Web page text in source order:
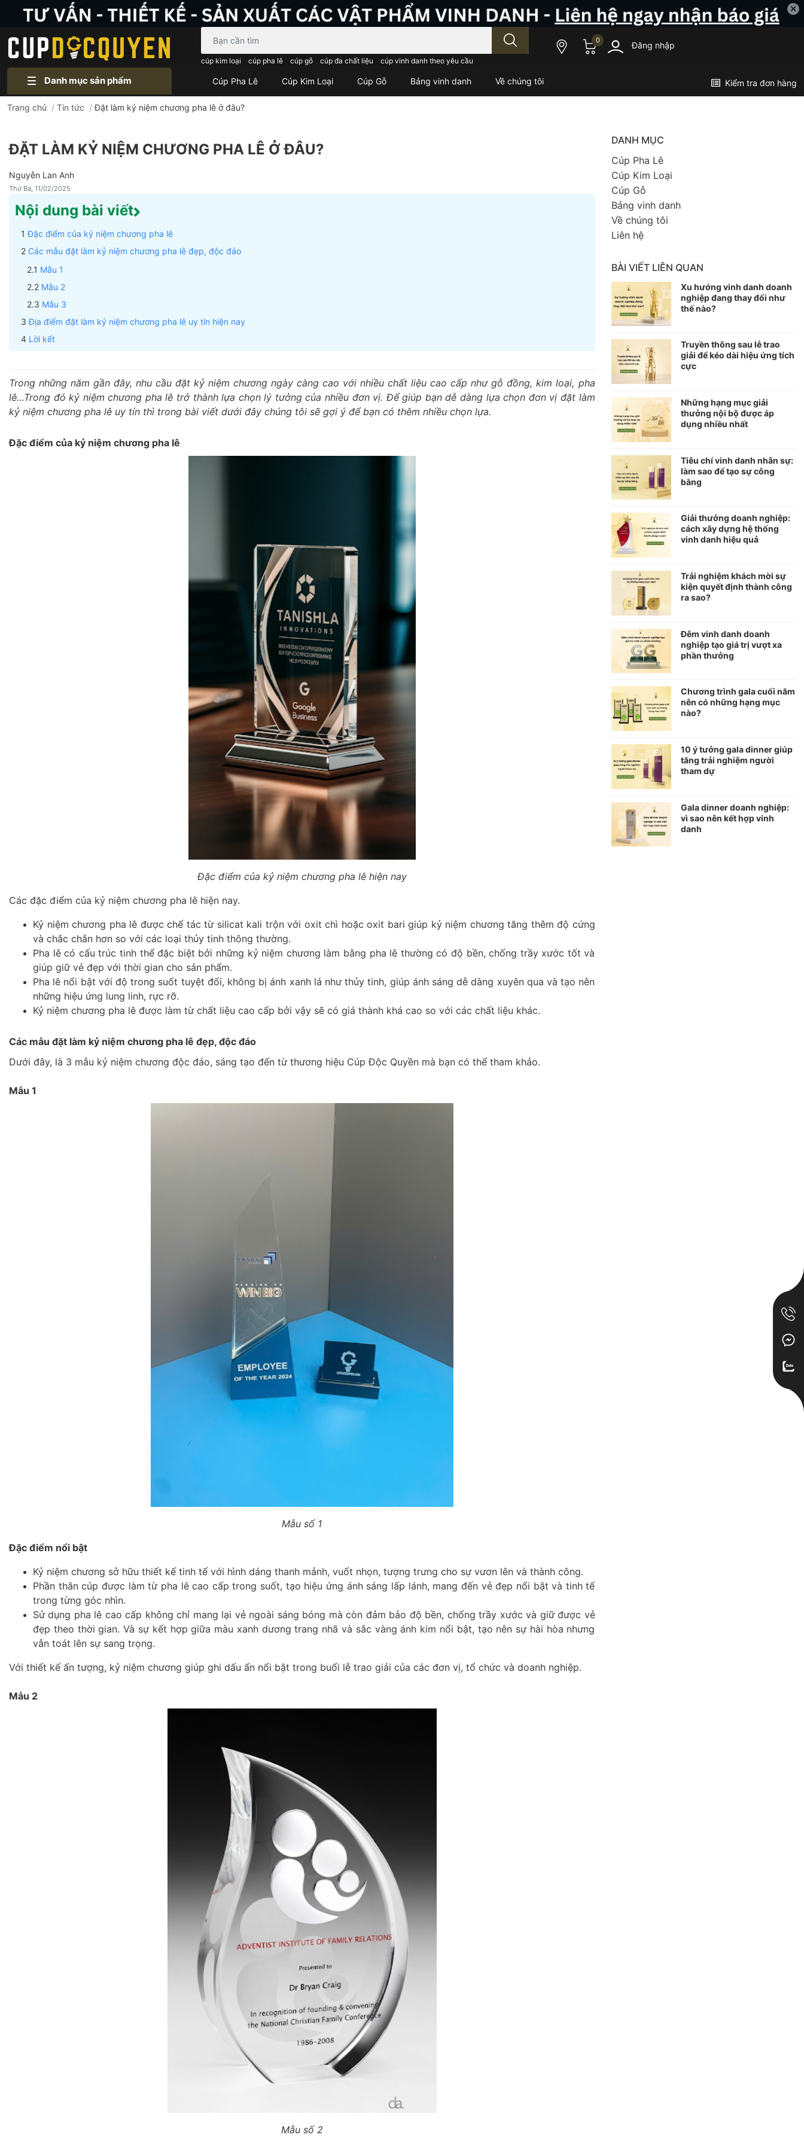
✕
cúp kim loại cúp pha lê cúp gỗ cúp đa chất liệu cúp vinh danh theo yêu cầu
0 Đăng nhập
Danh mục sản phẩm Cúp Pha Lê Cúp Kim Loại Cúp Gỗ Bảng vinh danh Về chúng tôi Kiểm tra đơn hàng
Trang chủ / Tin tức /Đặt làm kỷ niệm chương pha lê ở đâu?
ĐẶT LÀM KỶ NIỆM CHƯƠNG PHA LÊ Ở ĐÂU?
Nguyễn Lan Anh
Thứ Ba, 11/02/2025
Nội dung bài viết
Đặc điểm của kỷ niệm chương pha lê
Các mẫu đặt làm kỷ niệm chương pha lê đẹp, độc đáo
Mẫu 1
Mẫu 2
Mẫu 3
Địa điểm đặt làm kỷ niệm chương pha lê uy tín hiện nay
Lời kết
Trong những năm gần đây, nhu cầu đặt kỷ niệm chương ngày càng cao với nhiều chất liệu cao cấp như gỗ đồng, kim loại, pha
lê…Trong đó kỷ niệm chương pha lê trở thành lựa chọn lý tưởng của nhiều đơn vị. Để giúp bạn dễ dàng lựa chọn đơn vị đặt làm
kỷ niệm chương pha lê uy tín thì trong bài viết dưới đây chúng tôi sẽ gợi ý để bạn có thêm nhiều chọn lựa.
Đặc điểm của kỷ niệm chương pha lê
Đặc điểm của kỷ niệm chương pha lê hiện nay
Các đặc điểm của kỷ niệm chương pha lê hiện nay.
Kỷ niệm chương pha lê được chế tác từ silicat kali trộn với oxit chì hoặc oxit bari giúp kỷ niệm chương tăng thêm độ cứng
và chắc chắn hơn so với các loại thủy tinh thông thường.
Pha lê có cấu trúc tinh thể đặc biệt bởi những kỷ niệm chương làm bằng pha lê thường có độ bền, chống trầy xước tốt và
giúp giữ vẻ đẹp với thời gian cho sản phẩm.
Pha lê nổi bật với độ trong suốt tuyệt đối, không bị ánh xanh lá như thủy tinh, giúp ánh sáng dễ dàng xuyên qua và tạo nên
những hiệu ứng lung linh, rực rỡ.
Kỷ niệm chương pha lê được làm từ chất liệu cao cấp bởi vậy sẽ có giá thành khá cao so với các chất liệu khác.
Các mẫu đặt làm kỷ niệm chương pha lê đẹp, độc đáo
Dưới đây, là 3 mẫu kỷ niệm chương độc đáo, sáng tạo đến từ thương hiệu Cúp Độc Quyền mà bạn có thể tham khảo.
Mẫu 1
Mẫu số 1
Đặc điểm nổi bật
Kỷ niệm chương sở hữu thiết kế tinh tế với hình dáng thanh mảnh, vuốt nhọn, tượng trưng cho sự vươn lên và thành công.
Phần thân cúp được làm từ pha lê cao cấp trong suốt, tạo hiệu ứng ánh sáng lấp lánh, mang đến vẻ đẹp nổi bật và tinh tế
trong từng góc nhìn.
Sử dụng pha lê cao cấp không chỉ mang lại vẻ ngoài sáng bóng mà còn đảm bảo độ bền, chống trầy xước và giữ được vẻ
đẹp theo thời gian. Và sự kết hợp giữa màu xanh dương trang nhã và sắc vàng ánh kim nổi bật, tạo nên sự hài hòa nhưng
vẫn toát lên sự sang trọng.
Với thiết kế ấn tượng, kỷ niệm chương giúp ghi dấu ấn nổi bật trong buổi lễ trao giải của các đơn vị, tổ chức và doanh nghiệp.
Mẫu 2
Mẫu số 2
DANH MỤC
Cúp Pha Lê
Cúp Kim Loại
Cúp Gỗ
Bảng vinh danh
Về chúng tôi
Liên hệ
BÀI VIẾT LIÊN QUAN
Xu hướng vinh danh doanh
nghiệp đang thay đổi như
thế nào?
Truyền thông sau lễ trao
giải để kéo dài hiệu ứng tích
cực
Những hạng mục giải
thưởng nội bộ được áp
dụng nhiều nhất
Tiêu chí vinh danh nhân sự:
làm sao để tạo sự công
bằng
Giải thưởng doanh nghiệp:
cách xây dựng hệ thống
vinh danh hiệu quả
Trải nghiệm khách mời sự
kiện quyết định thành công
ra sao?
Đêm vinh danh doanh
nghiệp tạo giá trị vượt xa
phần thưởng
Chương trình gala cuối năm
nên có những hạng mục
nào?
10 ý tưởng gala dinner giúp
tăng trải nghiệm người
tham dự
Gala dinner doanh nghiệp:
vì sao nên kết hợp vinh
danh